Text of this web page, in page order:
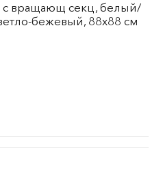
с вращающ секц, белый/
бежевый, 88x88 см